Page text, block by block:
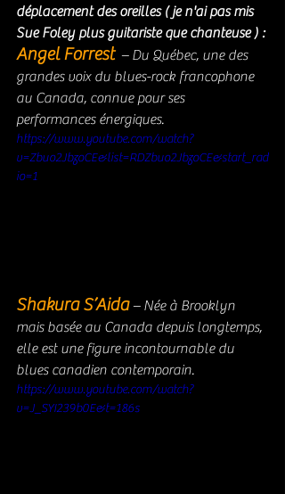
déplacement des oreilles ( je n'ai pas mis
Sue Foley plus guitariste que chanteuse ) :
Angel Forrest – Du Québec, une des
grandes voix du blues-rock francophone
au Canada, connue pour ses
performances énergiques.
https://www.youtube.com/watch?
v=Zbuo2JbzoCE&list=RDZbuo2JbzoCE&start_rad
io=1
Shakura S’Aida – Née à Brooklyn
mais basée au Canada depuis longtemps,
elle est une figure incontournable du
blues canadien contemporain.
https://www.youtube.com/watch?
v=J_SYI239b0E&t=186s